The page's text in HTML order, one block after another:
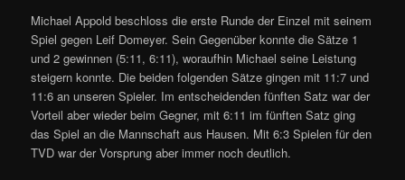
Michael Appold beschloss die erste Runde der Einzel mit seinem
Spiel gegen Leif Domeyer. Sein Gegenüber konnte die Sätze 1
und 2 gewinnen (5:11, 6:11), woraufhin Michael seine Leistung
steigern konnte. Die beiden folgenden Sätze gingen mit 11:7 und
11:6 an unseren Spieler. Im entscheidenden fünften Satz war der
Vorteil aber wieder beim Gegner, mit 6:11 im fünften Satz ging
das Spiel an die Mannschaft aus Hausen. Mit 6:3 Spielen für den
TVD war der Vorsprung aber immer noch deutlich.